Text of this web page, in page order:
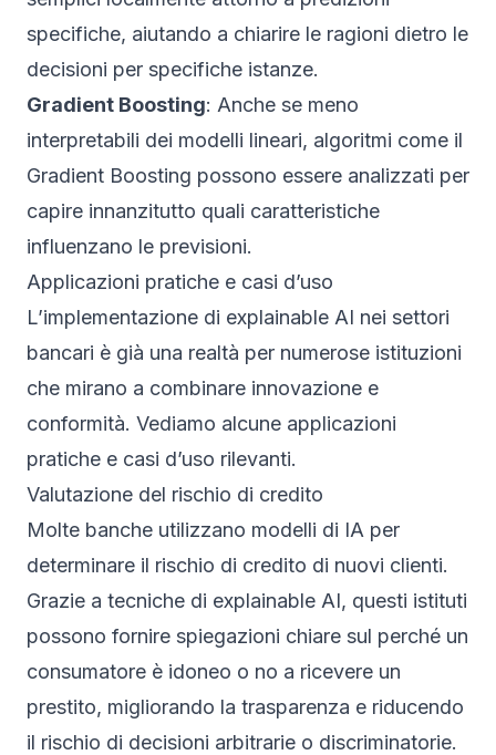
specifiche, aiutando a chiarire le ragioni dietro le
decisioni per specifiche istanze.
Gradient Boosting: Anche se meno
interpretabili dei modelli lineari, algoritmi come il
Gradient Boosting possono essere analizzati per
capire innanzitutto quali caratteristiche
influenzano le previsioni.
Applicazioni pratiche e casi d’uso
L’implementazione di explainable AI nei settori
bancari è già una realtà per numerose istituzioni
che mirano a combinare innovazione e
conformità. Vediamo alcune applicazioni
pratiche e casi d’uso rilevanti.
Valutazione del rischio di credito
Molte banche utilizzano modelli di IA per
determinare il rischio di credito di nuovi clienti.
Grazie a tecniche di explainable AI, questi istituti
possono fornire spiegazioni chiare sul perché un
consumatore è idoneo o no a ricevere un
prestito, migliorando la trasparenza e riducendo
il rischio di decisioni arbitrarie o discriminatorie.